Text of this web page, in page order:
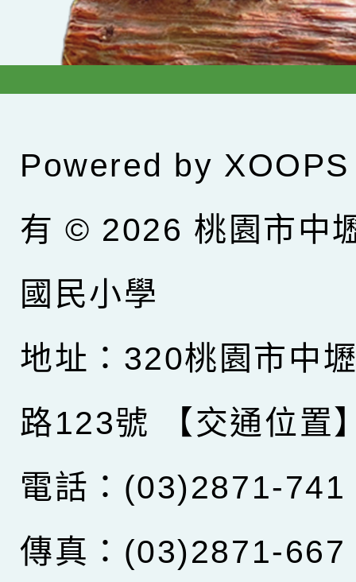
Powered by XOOPS
有 © 2026 桃園市中
國民小學
地址：320桃園市中
路123號
【交通位置
電話：(03)2871-741
傳真：(03)2871-667